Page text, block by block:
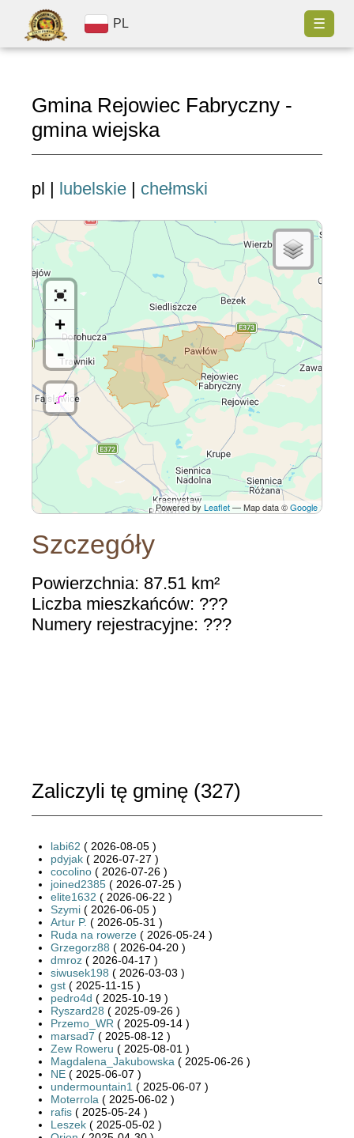
PL ☰
Gmina Rejowiec Fabryczny -
gmina wiejska
pl | lubelskie | chełmski
+
-
Powered byLeaflet— Map data ©Google
Szczegóły
Powierzchnia: 87.51 km²
Liczba mieszkańców: ???
Numery rejestracyjne: ???
Zaliczyli tę gminę (327)
labi62 ( 2026-08-05 )
pdyjak ( 2026-07-27 )
cocolino ( 2026-07-26 )
joined2385 ( 2026-07-25 )
elite1632 ( 2026-06-22 )
Szymi ( 2026-06-05 )
Artur P. ( 2026-05-31 )
Ruda na rowerze ( 2026-05-24 )
Grzegorz88 ( 2026-04-20 )
dmroz ( 2026-04-17 )
siwusek198 ( 2026-03-03 )
gst ( 2025-11-15 )
pedro4d ( 2025-10-19 )
Ryszard28 ( 2025-09-26 )
Przemo_WR ( 2025-09-14 )
marsad7 ( 2025-08-12 )
Zew Roweru ( 2025-08-01 )
Magdalena_Jakubowska ( 2025-06-26 )
NE ( 2025-06-07 )
undermountain1 ( 2025-06-07 )
Moterrola ( 2025-06-02 )
rafis ( 2025-05-24 )
Leszek ( 2025-05-02 )